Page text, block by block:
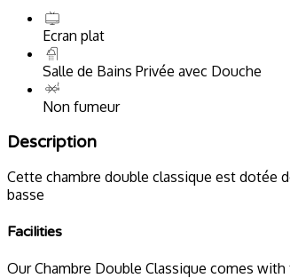
Ecran plat
Salle de Bains Privée avec Douche
Non fumeur
Description
Cette chambre double classique est dotée
basse
Facilities
Our Chambre Double Classique comes